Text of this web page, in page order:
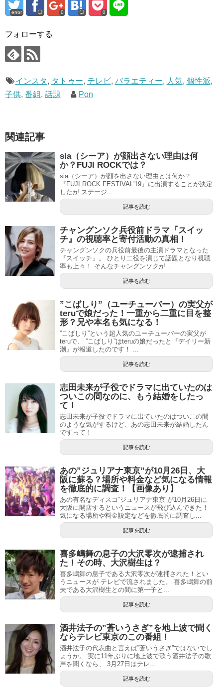
error 0 0
フォローする
インスタ, タトゥー, テレビ, バラエティー, 人気, 個性派,
子供, 番組 , 話題 Pon
関連記事
sia（シーア）が顔出さない理由は何
か？FUJI ROCKでは？
sia（シーア）が顔を出さない理由とは何か？
『FUJI ROCK FESTIVAL'19』に出演することが決定
したが ステージ...
記事を読む
チャングンソク兵役前ドラマ『スイッ
チ』の視聴率と寄付活動の真相！
チャングンソクの兵役前最後の主演ドラマとなった
『スイッチ』。 ひとり二役を演じて話題となり視聴
率も上々！ そんなチャングンソクが...
記事を読む
”こばしり”（ユーチューバー）の実父が
teruで娘だった！一重から二重に目を整
形？兄や本名も気になる！
”こばしり”という超人気のユーチューバーの実父が
teruで、 ”こばしり”はteruの娘だったと『デイリー新
潮』が報道したのです！ ...
記事を読む
志田未来が子役でドラマに出ていたのは
ついこの間なのに、もう結婚をしたっ
て！
志田未来が子役でドラマに出ていたのはついこの間
のような気がするけど、あの志田未来が結婚したん
ですって！
記事を読む
あの”ジュリアナ東京”が10月26日、大
阪に蘇る？場所や料金など気になる情報
を徹底的に調査！【画像あり】
あの有名なディスコ”ジュリアナ東京”が10月26日に
大阪に開店するというニュースが飛び込んできた！
気になる場所や料金設定などを徹底的に調査し...
記事を読む
喜多嶋舞の息子の大沢零次が逮捕され
た！その時、大沢樹生は？
喜多嶋舞の息子である大沢零次が逮捕された！とい
うニュースが テレビで流されました。 喜多嶋舞の前
夫である大沢樹生との間に第一子と...
記事を読む
酒井法子の”蒼いうさぎ”を地上波で聞く
ならテレビ東京のこの番組！
酒井法子の代表曲と言えば”蒼いうさぎ”ではないでし
ょうか。 実に11年ぶりに地上波で歌う酒井法子の歌
声を聞くなら、 3月27日はテレ...
記事を読む